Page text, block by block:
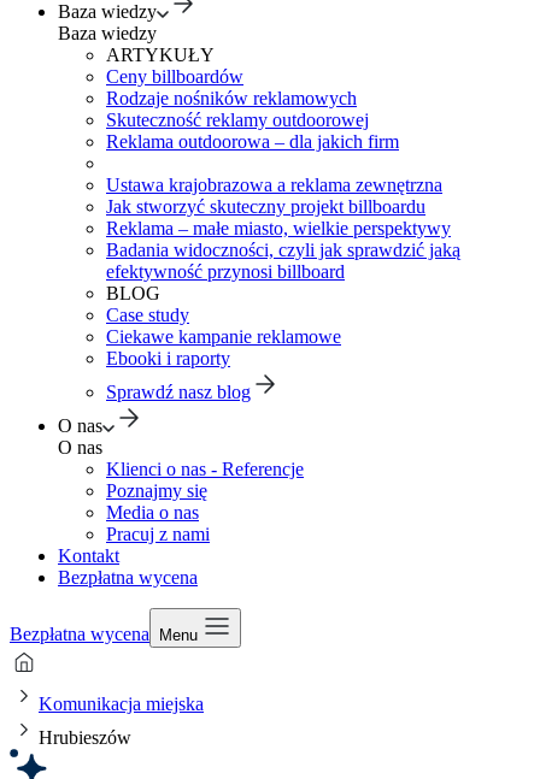
Baza wiedzy
Baza wiedzy
ARTYKUŁY
Ceny billboardów
Rodzaje nośników reklamowych
Skuteczność reklamy outdoorowej
Reklama outdoorowa – dla jakich firm
Ustawa krajobrazowa a reklama zewnętrzna
Jak stworzyć skuteczny projekt billboardu
Reklama – małe miasto, wielkie perspektywy
Badania widoczności, czyli jak sprawdzić jaką
efektywność przynosi billboard
BLOG
Case study
Ciekawe kampanie reklamowe
Ebooki i raporty
Sprawdź nasz blog
O nas
O nas
Klienci o nas - Referencje
Poznajmy się
Media o nas
Pracuj z nami
Kontakt
Bezpłatna wycena
Bezpłatna wycena Menu
Komunikacja miejska
Hrubieszów